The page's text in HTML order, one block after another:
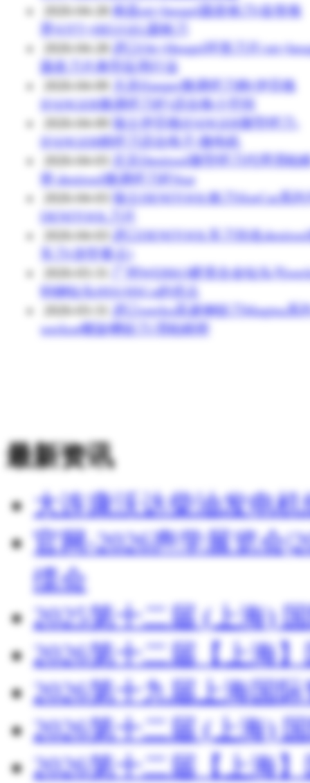
2026-04-28
南昌ott+heugel圆盘铣刀(齿形推
荐)OTT+HEUGEL圆铣刀
2026-04-28
进口Ott+Heugel环形刀片/
圆盘刀片典型应用行业
2026-04-09
大连Ifanger微调镗刀柄(伊芬格
IFANGER微调镗刀杆)适合狭小空间
2026-04-09
瑞士伊芬格IFANGER微型镗刀-
IFANGER精镗刀适合电子/微电机
2026-04-03
北京Denitool微型镗刀代理渭柏
密,denitool微调镗刀杆Star
2026-04-03
瑞士DENITOOL铣刀SlotCut系列
DENITOOL刀片
2026-04-03
进口DENITOOL车刀别名
车刀(选型要点)
广州WERKO硬质合金钻头与
钨钢钻头HSS/HSCo的优点
进口werko高速钢铰刀Magma系
werkoe螺旋槽铰刀/渭柏精密
最新资讯
大连康沃达柴油发电机
官网-2026声学展览会
缆会
2025第十二届 (上海)
2026第十二届【上海
2026第十九届上海国
2026第十二届 (上海)
2026第十二届【上海